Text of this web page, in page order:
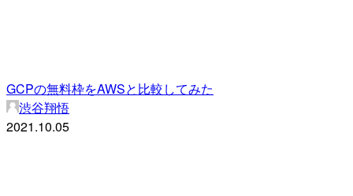
GCPの無料枠をAWSと比較してみた
渋谷翔悟
2021.10.05